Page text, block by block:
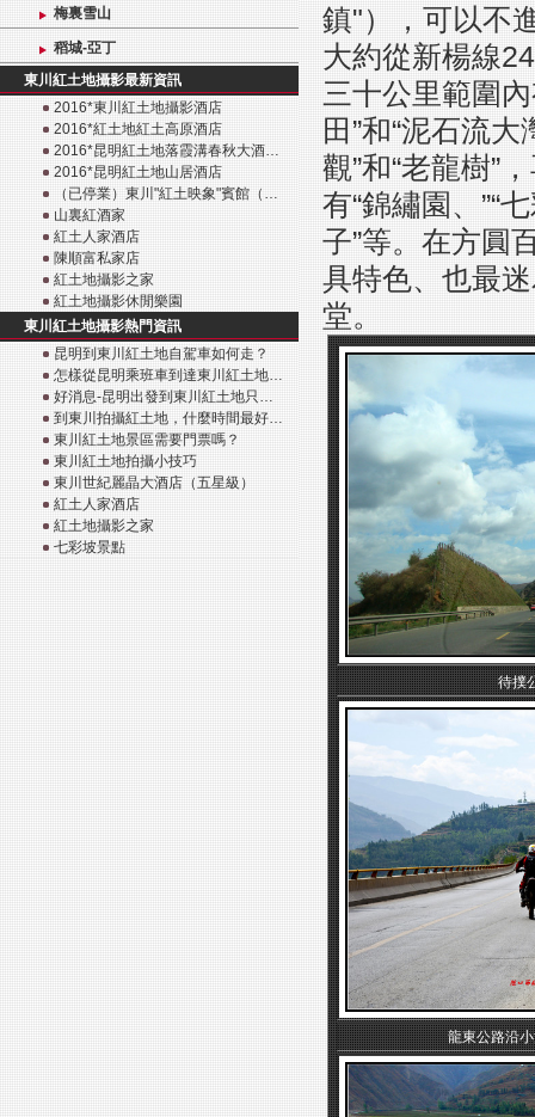
梅裏雪山
稻城-亞丁
東川紅土地攝影最新資訊
2016*東川紅土地攝影酒店
2016*紅土地紅土高原酒店
2016*昆明紅土地落霞溝春秋大酒…
2016*昆明紅土地山居酒店
（已停業）東川"紅土映象"賓館（…
山裏紅酒家
紅土人家酒店
陳順富私家店
紅土地攝影之家
紅土地攝影休閒樂園
東川紅土地攝影熱門資訊
昆明到東川紅土地自駕車如何走？
怎樣從昆明乘班車到達東川紅土地…
好消息-昆明出發到東川紅土地只…
到東川拍攝紅土地，什麼時間最好…
東川紅土地景區需要門票嗎？
東川紅土地拍攝小技巧
東川世紀麗晶大酒店（五星級）
紅土人家酒店
紅土地攝影之家
七彩坡景點
鎮"），可以不
大約從新楊線
三十公里範圍
田”和“泥石流
觀”和“老龍樹”
有“錦繡園、”“
子”等。在方圓
具特色、也最
堂。
待撲
龍東公路沿